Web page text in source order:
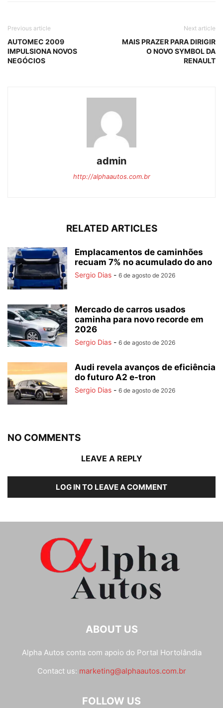
Previous article
AUTOMEC 2009
IMPULSIONA NOVOS
NEGÓCIOS
Next article
MAIS PRAZER PARA DIRIGIR
O NOVO SYMBOL DA
RENAULT
admin
http://alphaautos.com.br
RELATED ARTICLES
Emplacamentos de caminhões
recuam 7% no acumulado do ano
Sergio Dias - 6 de agosto de 2026
Mercado de carros usados
caminha para novo recorde em
2026
Sergio Dias - 6 de agosto de 2026
Audi revela avanços de eficiência
do futuro A2 e-tron
Sergio Dias - 6 de agosto de 2026
NO COMMENTS
LEAVE A REPLY
LOG IN TO LEAVE A COMMENT
ABOUT US
Alpha Autos conta com apoio do Portal Hortolândia
Contact us: marketing@alphaautos.com.br
FOLLOW US